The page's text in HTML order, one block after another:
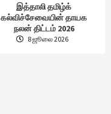
இத்தாலி தமிழ்க்
கல்விச்சேவையின் தாயக
நலன் திட்டம் 2026
8 ஜூலை 2026